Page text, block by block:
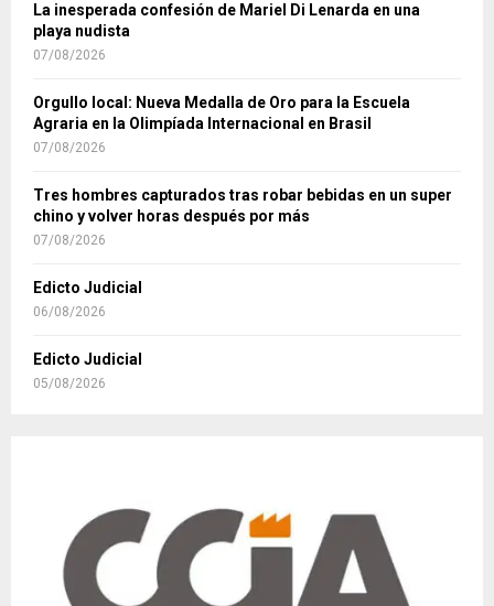
La inesperada confesión de Mariel Di Lenarda en una
playa nudista
07/08/2026
Orgullo local: Nueva Medalla de Oro para la Escuela
Agraria en la Olimpíada Internacional en Brasil
07/08/2026
Tres hombres capturados tras robar bebidas en un super
chino y volver horas después por más
07/08/2026
Edicto Judicial
06/08/2026
Edicto Judicial
05/08/2026